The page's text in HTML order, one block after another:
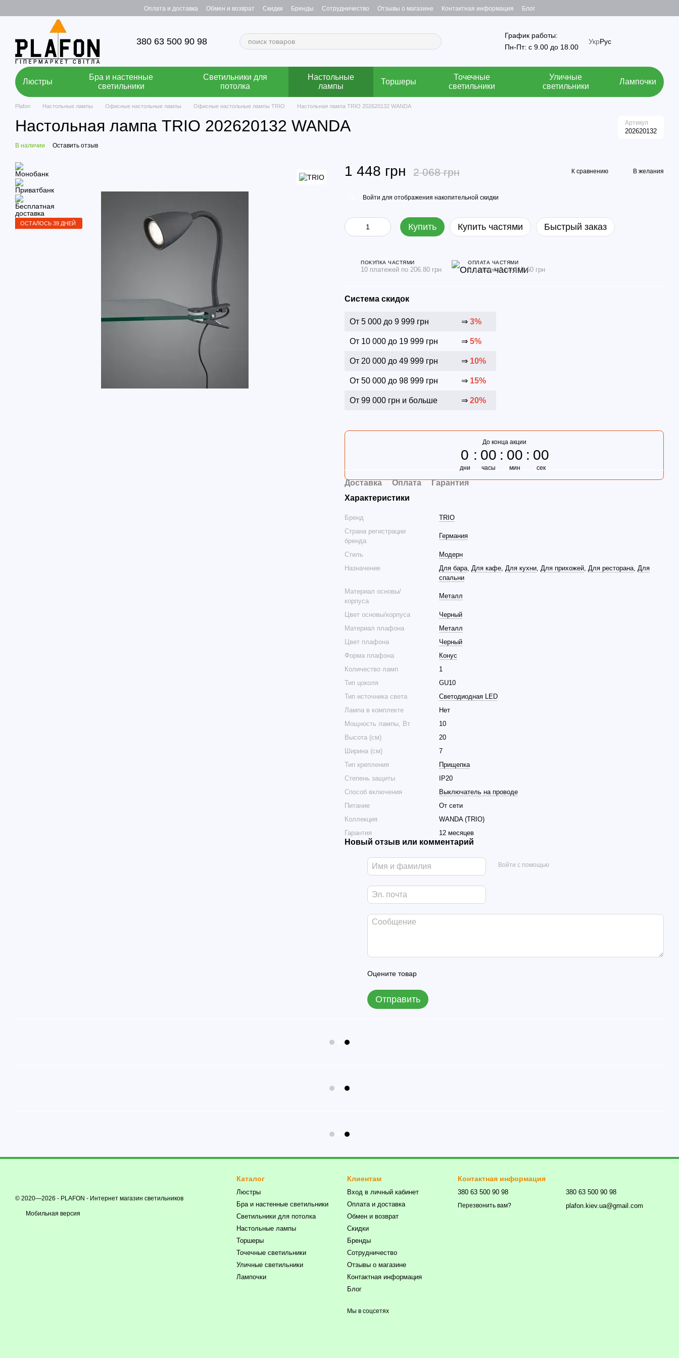
Оплата и доставка Обмен и возврат Скидки Бренды Сотрудничество Отзывы о магазине Контактная информация Блог
380 63 500 90 98
График работы:
Пн-Пт: с 9.00 до 18.00
УкрРус
Люстры
Бра и настенные
светильники
Светильники для
потолка
Настольные
лампы
Торшеры
Точечные
светильники
Уличные
светильники
Лампочки
Plafon Настольные лампы Офисные настольные лампы Офисные настольные лампы TRIO Настольная лампа TRIO 202620132 WANDA
Настольная лампа TRIO 202620132 WANDA Артикул
202620132
В наличии Оставить отзыв
ОСТАЛОСЬ 39 ДНЕЙ
1 448 грн 2 068 грн К сравнению В желания
Войти для отображения накопительной скидки
Купить Купить частями Быстрый заказ
ПОКУПКА ЧАСТЯМИ
10 платежей по 206.80 грн
ОПЛАТА ЧАСТЯМИ
5 платежей по 413.60 грн
Система скидок
От 5 000 до 9 999 грн ⇒ 3%
От 10 000 до 19 999 грн ⇒ 5%
От 20 000 до 49 999 грн ⇒ 10%
От 50 000 до 98 999 грн ⇒ 15%
От 99 000 грн и больше ⇒ 20%
До конца акции
0
дни
00
часы
00
мин
00
сек
Доставка Оплата
Гарантия
Характеристики
Бренд
TRIO
Страна регистрации
бренда
Германия
Стиль
Модерн
Назначение
Для бара, Для кафе, Для кухни, Для прихожей, Для ресторана, Для
спальни
Материал основы/
корпуса
Металл
Цвет основы/корпуса
Черный
Материал плафона
Металл
Цвет плафона
Черный
Форма плафона
Конус
Количество ламп
1
Тип цоколя
GU10
Тип источника света
Светодиодная LED
Лампа в комплекте
Нет
Мощность лампы, Вт
10
Высота (см)
20
Ширина (см)
7
Тип крепления
Прищепка
Cтепень защиты
IP20
Способ включения
Выключатель на проводе
Питание
От сети
Коллекция
WANDA (TRIO)
Гарантия
12 месяцев
Новый отзыв или комментарий
Войти с помощью
Оцените товар
Отправить
© 2020—2026 - PLAFON - Интернет магазин светильников
Мобильная версия
Каталог
Люстры
Бра и настенные светильники
Светильники для потолка
Настольные лампы
Торшеры
Точечные светильники
Уличные светильники
Лампочки
Клиентам
Вход в личный кабинет
Оплата и доставка
Обмен и возврат
Скидки
Бренды
Сотрудничество
Отзывы о магазине
Контактная информация
Блог
Мы в соцсетях
Контактная информация
380 63 500 90 98
Перезвонить вам?
380 63 500 90 98
plafon.kiev.ua@gmail.com